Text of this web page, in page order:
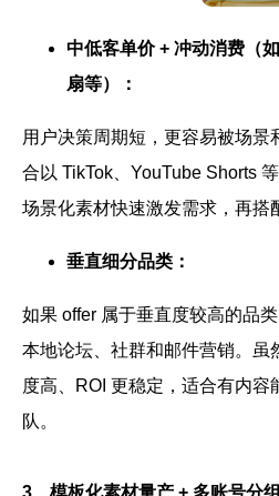
中低客单价 + 冲动消费（
扇等）：
用户决策周期短，更容易被场景
合以 TikTok、YouTube Shorts
场景化素材快速激发需求，再搭
垂直细分品类：
如果 offer 属于垂直度较高的品
本地论坛、社群和邮件营销。虽
度高、ROI 更稳定，适合有内容
队。
3、模板化素材量产 + 多账号分